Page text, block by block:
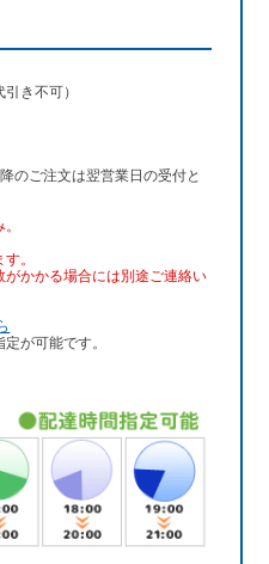
き不可）
のご注文は翌営業日の受付と
。
かかる場合には別途ご連絡い
が可能です。